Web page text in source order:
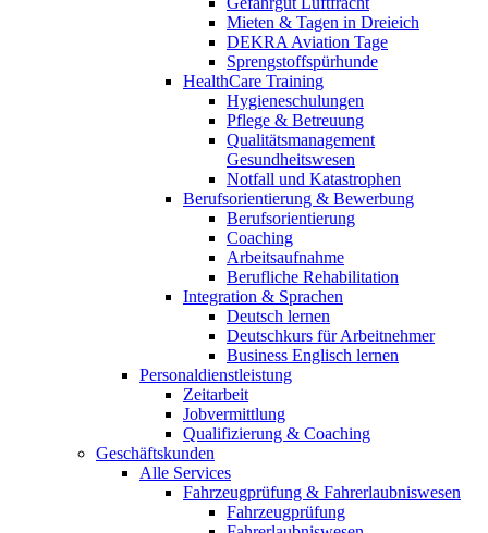
Mieten & Tagen in Dreieich
DEKRA Aviation Tage
Sprengstoffspürhunde
HealthCare Training
Hygieneschulungen
Pflege & Betreuung
Qualitätsmanagement
Gesundheitswesen
Notfall und Katastrophen
Berufsorientierung & Bewerbung
Berufsorientierung
Coaching
Arbeitsaufnahme
Berufliche Rehabilitation
Integration & Sprachen
Deutsch lernen
Deutschkurs für Arbeitnehmer
Business Englisch lernen
Personaldienstleistung
Zeitarbeit
Jobvermittlung
Qualifizierung & Coaching
Geschäftskunden
Alle Services
Fahrzeugprüfung & Fahrerlaubniswesen
Fahrzeugprüfung